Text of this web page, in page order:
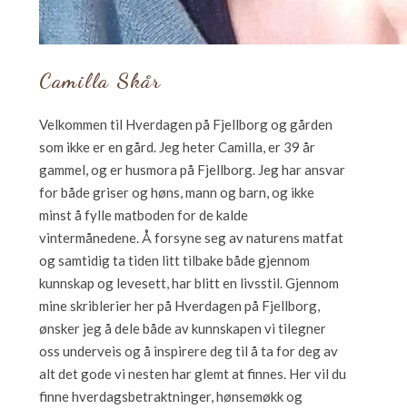
Camilla Skår
Velkommen til Hverdagen på Fjellborg og gården
som ikke er en gård. Jeg heter Camilla, er 39 år
gammel, og er husmora på Fjellborg. Jeg har ansvar
for både griser og høns, mann og barn, og ikke
minst å fylle matboden for de kalde
vintermånedene. Å forsyne seg av naturens matfat
og samtidig ta tiden litt tilbake både gjennom
kunnskap og levesett, har blitt en livsstil. Gjennom
mine skriblerier her på Hverdagen på Fjellborg,
ønsker jeg å dele både av kunnskapen vi tilegner
oss underveis og å inspirere deg til å ta for deg av
alt det gode vi nesten har glemt at finnes. Her vil du
finne hverdagsbetraktninger, hønsemøkk og